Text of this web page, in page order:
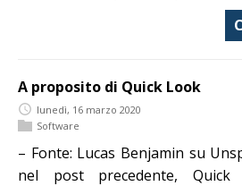
A proposito di Quick Look
lunedì, 16 marzo 2020
Software
– Fonte: Lucas Benjamin su
nel post precedente,